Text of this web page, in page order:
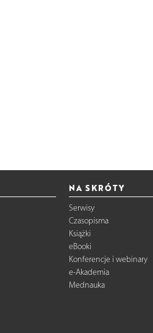
NA SKRÓTY
Serwisy
Czasopisma
Książki
eBooki
Konferencje i webinary
e-Akademia
Mednauka